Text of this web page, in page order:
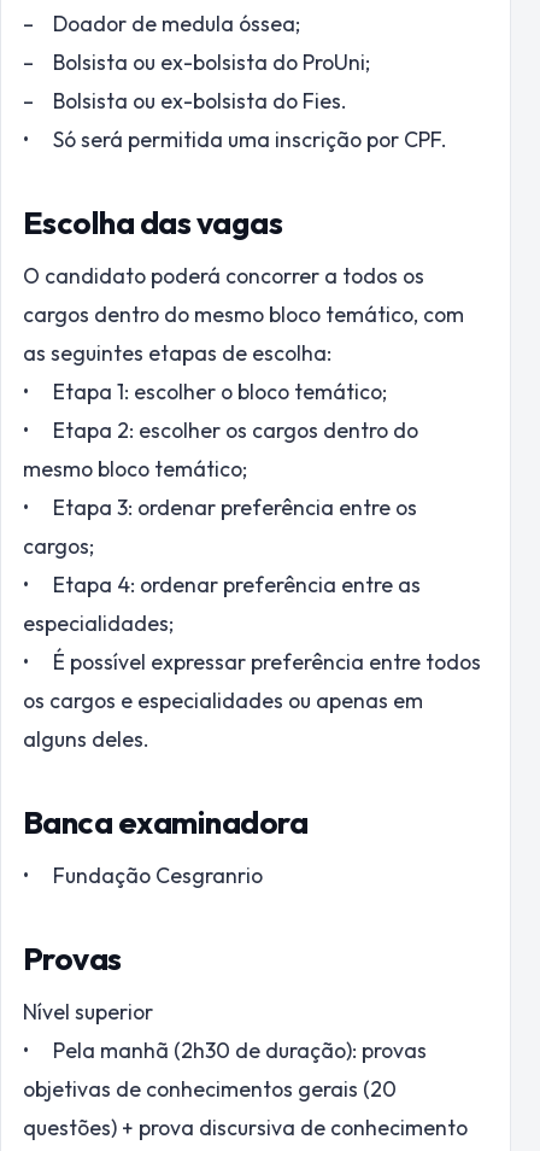
– Doador de medula óssea;
– Bolsista ou ex-bolsista do ProUni;
– Bolsista ou ex-bolsista do Fies.
• Só será permitida uma inscrição por CPF.
Escolha das vagas
O candidato poderá concorrer a todos os
cargos dentro do mesmo bloco temático, com
as seguintes etapas de escolha:
• Etapa 1: escolher o bloco temático;
• Etapa 2: escolher os cargos dentro do
mesmo bloco temático;
• Etapa 3: ordenar preferência entre os
cargos;
• Etapa 4: ordenar preferência entre as
especialidades;
• É possível expressar preferência entre todos
os cargos e especialidades ou apenas em
alguns deles.
Banca examinadora
• Fundação Cesgranrio
Provas
Nível superior
• Pela manhã (2h30 de duração): provas
objetivas de conhecimentos gerais (20
questões) + prova discursiva de conhecimento